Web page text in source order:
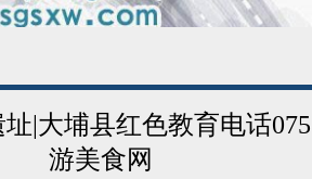
|大埔县红色教育电话
游美食网